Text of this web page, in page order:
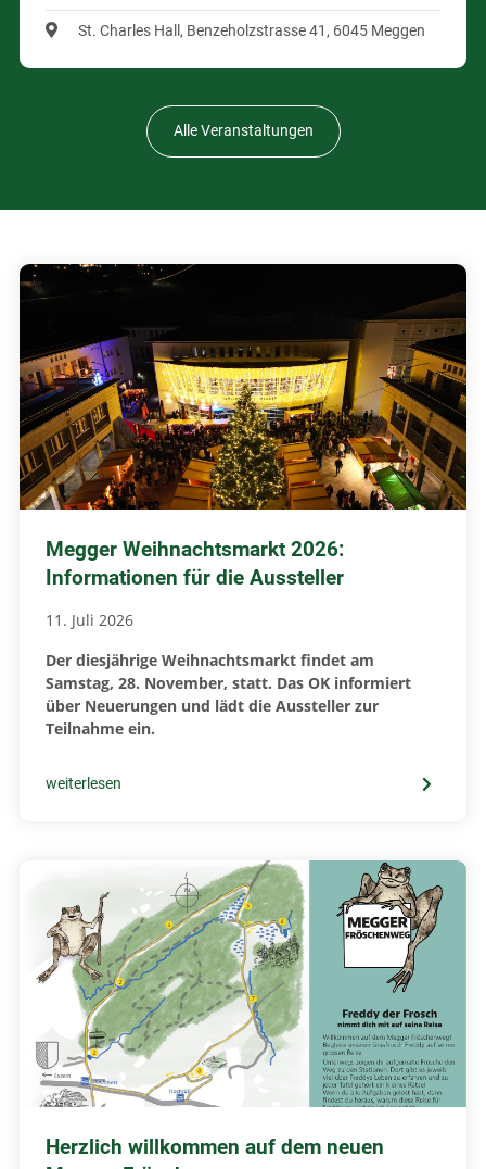
St. Charles Hall, Benzeholzstrasse 41, 6045 Meggen
Alle Veranstaltungen
Megger Weihnachtsmarkt 2026:
Informationen für die Aussteller
11. Juli 2026
Der diesjährige Weihnachtsmarkt findet am
Samstag, 28. November, statt. Das OK informiert
über Neuerungen und lädt die Aussteller zur
Teilnahme ein.
weiterlesen
Herzlich willkommen auf dem neuen